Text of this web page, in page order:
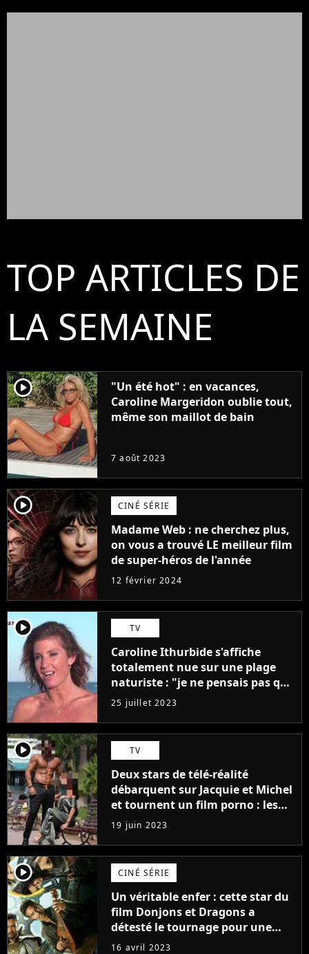
TOP ARTICLES DE
LA SEMAINE
player2
"Un été hot" : en vacances,
Caroline Margeridon oublie tout,
même son maillot de bain
7 août 2023
player2 CINÉ SÉRIE
Madame Web : ne cherchez plus,
on vous a trouvé LE meilleur film
de super-héros de l'année
12 février 2024
player2 TV
Caroline Ithurbide s'affiche
totalement nue sur une plage
naturiste : "je ne pensais pas que
j'arriverais à le faire..."
25 juillet 2023
player2 TV
Deux stars de télé-réalité
débarquent sur Jacquie et Michel
et tournent un film porno : les
premières images du tournage
(exclu)
19 juin 2023
player2 CINÉ SÉRIE
Un véritable enfer : cette star du
film Donjons et Dragons a
détesté le tournage pour une
raison très spéciale
16 avril 2023